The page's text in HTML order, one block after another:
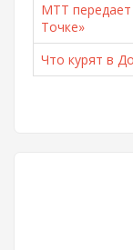
МТТ
Точке»
Что курят в